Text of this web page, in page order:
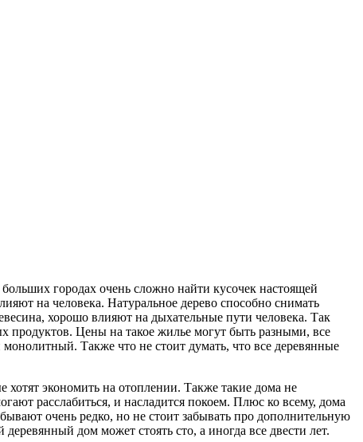
городах очень сложно найти кусочек настоящей
на человека. Натуральное дерево способно снимать
хорошо влияют на дыхательные пути человека. Так
продуктов. Цены на такое жилье могут быть разными, все
Также что не стоит думать, что все деревянные
хотят экономить на отоплении. Также такие дома не
расслабиться, и насладится покоем. Плюс ко всему, дома
очень редко, но не стоит забывать про дополнительную
дом может стоять сто, а иногда все двести лет.